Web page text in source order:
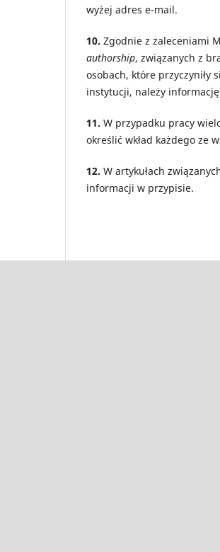
wyżej adres e-mail.
10. Zgodnie z zaleceniami
authorship, związanych z
osobach, które przyczyniły
instytucji, należy
11. W przypadku pracy
określić wkład każdego ze
12. W artykułach
informacji w przypisie.